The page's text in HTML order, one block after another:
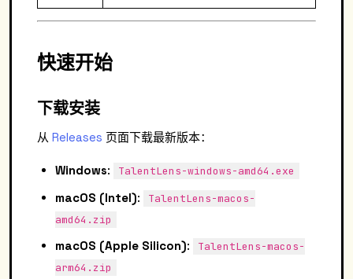
快速开始
下载安装
从 Releases 页面下载最新版本：
Windows: TalentLens-windows-amd64.exe
macOS (Intel):
TalentLens-macos-
amd64.zip
macOS (Apple Silicon):
TalentLens-macos-
arm64.zip